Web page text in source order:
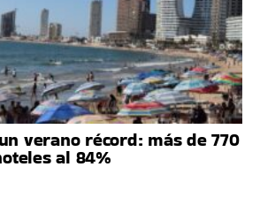
verano récord: más de 770
al 84%